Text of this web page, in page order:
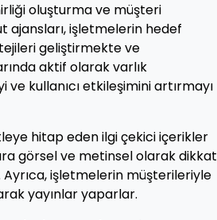
oluşturma ve müşteri
ajansları, işletmelerin hedef
geliştirmekte ve
aktif olarak varlık
kullanıcı etkileşimini artırmayı
hitap eden ilgi çekici içerikler
görsel ve metinsel olarak dikkat
Ayrıca, işletmelerin müşterileriyle
yayınlar yaparlar.